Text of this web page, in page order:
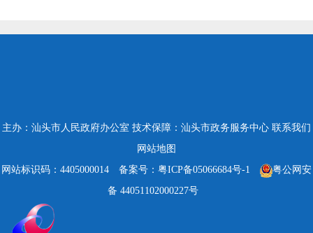
主办：汕头市人民政府办公室 技术保障：汕头市政务服务中心 联系我们
网站地图
网站标识码：4405000014
备案号：粤ICP备05066684号-1
粤公网安
备 44051102000227号